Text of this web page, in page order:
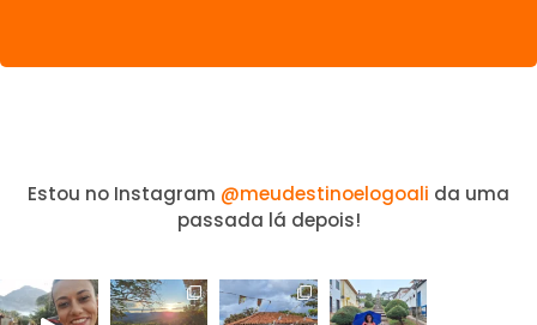
Estou no Instagram @meudestinoelogoali da uma
passada lá depois!